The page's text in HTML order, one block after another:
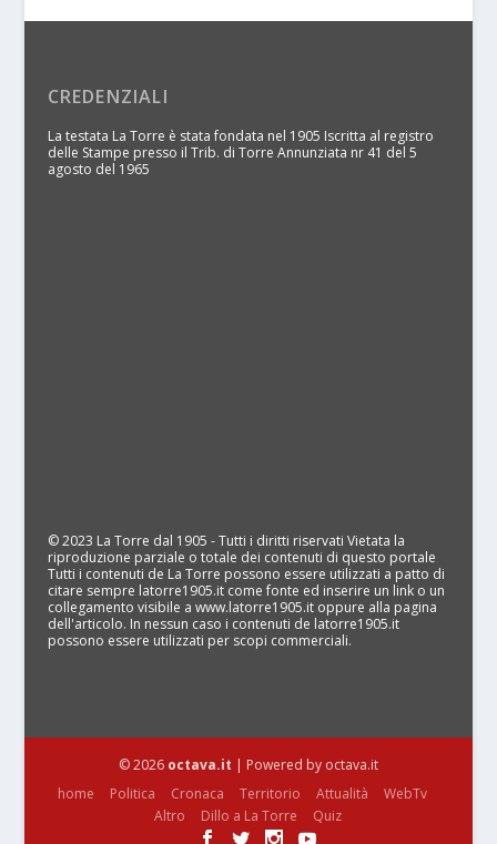
CREDENZIALI
La testata La Torre è stata fondata nel 1905 Iscritta al registro
delle Stampe presso il Trib. di Torre Annunziata nr 41 del 5
agosto del 1965
© 2023 La Torre dal 1905 - Tutti i diritti riservati Vietata la
riproduzione parziale o totale dei contenuti di questo portale
Tutti i contenuti de La Torre possono essere utilizzati a patto di
citare sempre latorre1905.it come fonte ed inserire un link o un
collegamento visibile a www.latorre1905.it oppure alla pagina
dell'articolo. In nessun caso i contenuti de latorre1905.it
possono essere utilizzati per scopi commerciali.
© 2026 octava.it | Powered by octava.it
home
Politica Cronaca Territorio Attualità
WebTv
Altro
Dillo a La Torre Quiz